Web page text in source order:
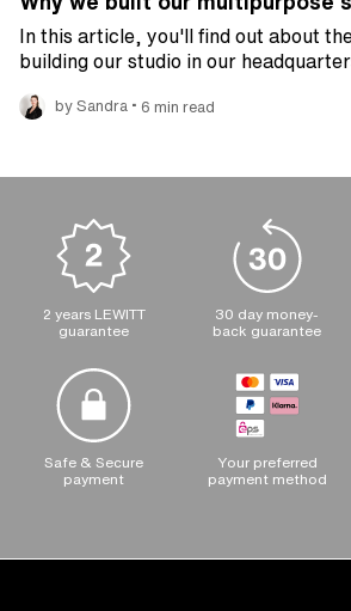
In this article, you'll find out about
building our studio in our
by Sandra • 6 min read
2 years LEWITT
guarantee
30 day money-
back guarantee
Safe & Secure
payment
Your preferred
payment method